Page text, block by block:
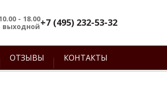
- 18.00
выходной+7 (495) 232-53-32
ОТЗЫВЫ КОНТАКТЫ